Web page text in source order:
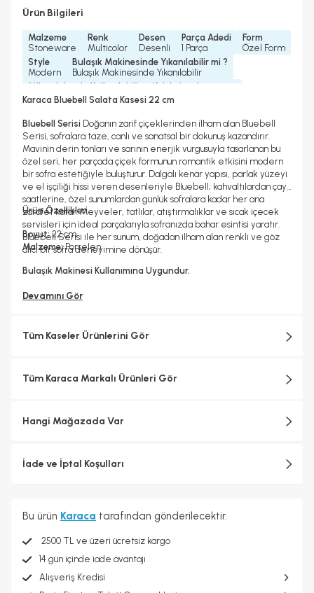
Ürün Bilgileri
Malzeme
Stoneware
Renk
Multicolor
Desen
Desenli
Parça Adedi
1 Parça
Form
Özel Form
Style
Modern
Bulaşık Makinesinde Yıkanılabilir mi ?
Bulaşık Makinesinde Yıkanılabilir
Mikrodalgada Kullanılabilir
Evet
Koleksiyonlar
Bluebell Koleksiyonu
Karaca Bluebell Salata Kasesi 22 cm
Bluebell Serisi Doğanın zarif çiçeklerinden ilham alan Bluebell
Serisi, sofralara taze, canlı ve sanatsal bir dokunuş kazandırır.
Mavinin derin tonları ve sarının enerjik vurgusuyla tasarlanan bu
özel seri, her parçada çiçek formunun romantik etkisini modern
bir sofra estetiğiyle buluşturur. Dalgalı kenar yapısı, parlak yüzeyi
ve el işçiliği hissi veren desenleriyle Bluebell; kahvaltılardan çay
saatlerine, özel sunumlardan günlük sofralara kadar her ana
zarafet katar. Meyveler, tatlılar, atıştırmalıklar ve sıcak içecek
servisleri için ideal parçalarıyla sofranızda bahar esintisi yaratır.
Bluebell Serisi ile her sunum, doğadan ilham alan renkli ve göz
alıcı bir sofra deneyimine dönüşür.
Ürün Özellikleri
Boyut:22 cm
Malzeme:Porselen
Bulaşık Makinesi Kullanımına Uygundur.
Devamını Gör
Tüm Kaseler Ürünlerini Gör
Tüm Karaca Markalı Ürünleri Gör
Hangi Mağazada Var
İade ve İptal Koşulları
Bu ürün Karaca tarafından gönderilecektir.
2500 TL ve üzeri ücretsiz kargo
14 gün içinde iade avantajı
Alışveriş Kredisi